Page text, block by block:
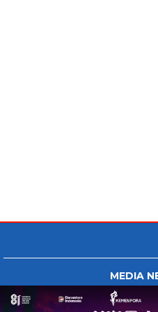
MEDIA
Tangan Berbagi